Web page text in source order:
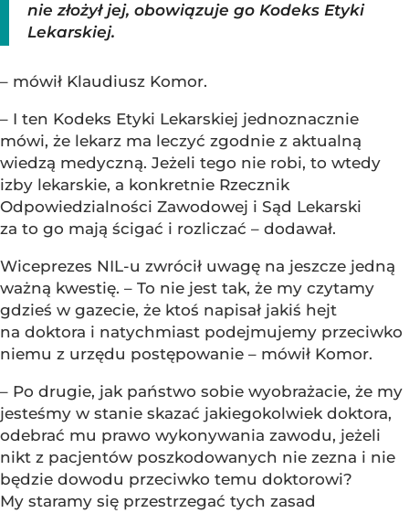
nie złożył jej, obowiązuje go Kodeks Etyki
Lekarskiej.
– mówił Klaudiusz Komor.
– I ten Kodeks Etyki Lekarskiej jednoznacznie
mówi, że lekarz ma leczyć zgodnie z aktualną
wiedzą medyczną. Jeżeli tego nie robi, to wtedy
izby lekarskie, a konkretnie Rzecznik
Odpowiedzialności Zawodowej i Sąd Lekarski
za to go mają ścigać i rozliczać – dodawał.
Wiceprezes NIL-u zwrócił uwagę na jeszcze jedną
ważną kwestię. – To nie jest tak, że my czytamy
gdzieś w gazecie, że ktoś napisał jakiś hejt
na doktora i natychmiast podejmujemy przeciwko
niemu z urzędu postępowanie – mówił Komor.
– Po drugie, jak państwo sobie wyobrażacie, że my
jesteśmy w stanie skazać jakiegokolwiek doktora,
odebrać mu prawo wykonywania zawodu, jeżeli
nikt z pacjentów poszkodowanych nie zezna i nie
będzie dowodu przeciwko temu doktorowi?
My staramy się przestrzegać tych zasad